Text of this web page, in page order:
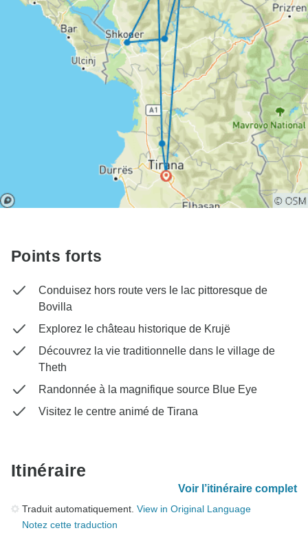
Points forts
Conduisez hors route vers le lac pittoresque de
Bovilla
Explorez le château historique de Krujë
Découvrez la vie traditionnelle dans le village de
Theth
Randonnée à la magnifique source Blue Eye
Visitez le centre animé de Tirana
Itinéraire
Voir l’itinéraire complet
Traduit automatiquement. View in Original Language
Notez cette traduction